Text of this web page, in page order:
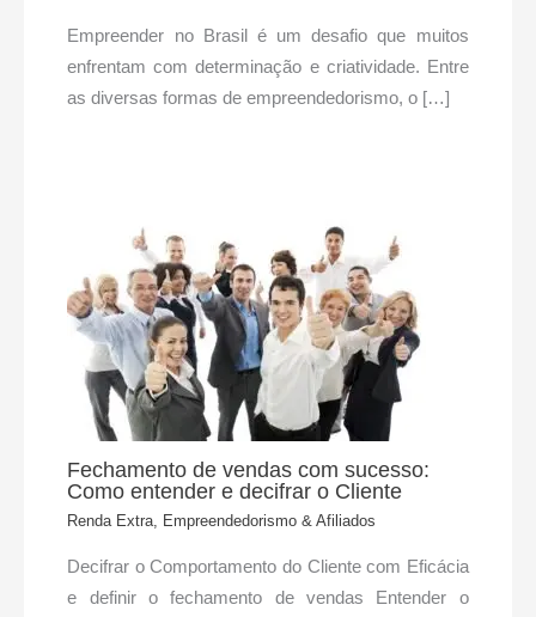
Empreender no Brasil é um desafio que muitos
enfrentam com determinação e criatividade. Entre
as diversas formas de empreendedorismo, o […]
Fechamento de vendas com sucesso:
Como entender e decifrar o Cliente
Renda Extra, Empreendedorismo & Afiliados
Decifrar o Comportamento do Cliente com Eficácia
e definir o fechamento de vendas Entender o